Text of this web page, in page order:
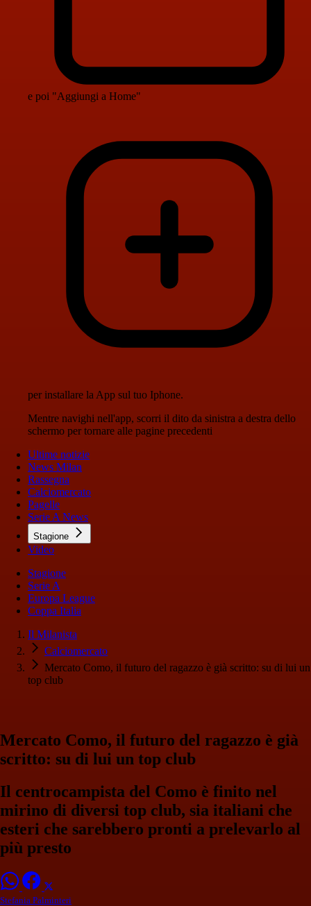
e poi "Aggiungi a Home"
per installare la App sul tuo Iphone.
Mentre navighi nell'app, scorri il dito da sinistra a destra dello
schermo per tornare alle pagine precedenti
Ultime notizie
News Milan
Rassegna
Calciomercato
Pagelle
Serie A News
Stagione
Video
Stagione
Serie A
Europa League
Coppa Italia
Il Milanista
Calciomercato
Mercato Como, il futuro del ragazzo è già scritto: su di lui un
top club
Mercato Como, il futuro del ragazzo è già
scritto: su di lui un top club
Il centrocampista del Como è finito nel
mirino di diversi top club, sia italiani che
esteri che sarebbero pronti a prelevarlo al
più presto
Stefania Palminteri